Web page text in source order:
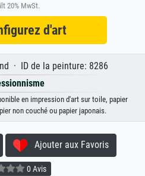
20% MwSt.
d'art
· ID de la peinture: 8286
en impression d'art sur toile, papier
non couché ou papier japonais.
Ajouter aux Favoris
0 Avis